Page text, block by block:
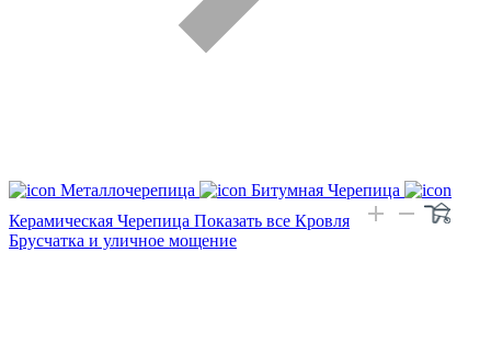
Металлочерепица
Битумная Черепица
Керамическая Черепица Показать все Кровля
Брусчатка и уличное мощение